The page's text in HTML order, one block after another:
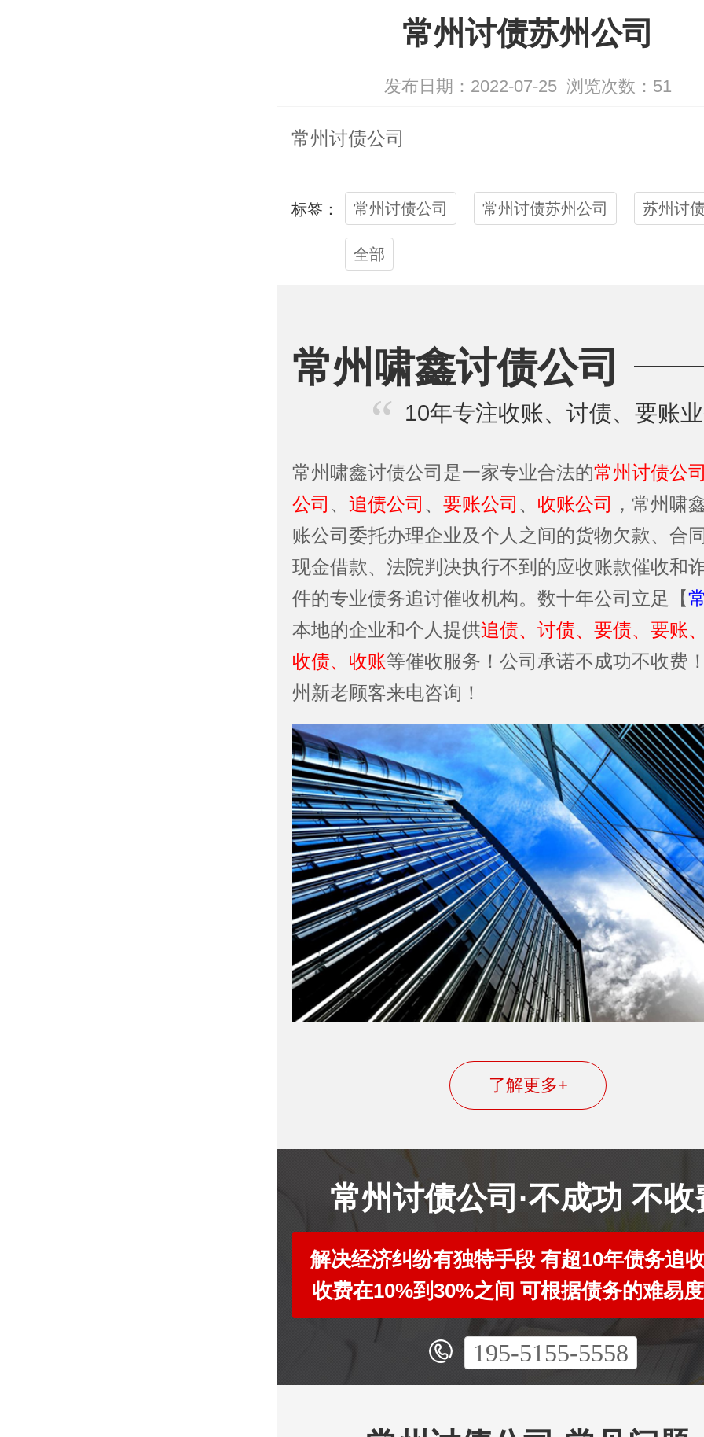
常州讨债苏州公司
发布日期：2022-07-25 浏览次数： 51
常州讨债公司
标签： 常州讨债公司 常州讨债苏州公司 苏州讨
全部
常州啸鑫讨债公司
10年专注收账、讨债、要账
常州啸鑫讨债公司是一家专业合法的常州讨债公
公司 、 追债公司 、 要账公司 、 收账公司 ，常州啸
账公司委托办理企业及个人之间的货物欠款、合
现金借款、法院判决执行不到的应收账款催收和
件的专业债务追讨催收机构。数十年公司立足【
本地的企业和个人提供追债、讨债、要债、要账
收债、收账等催收服务！公司承诺不成功不收费
州新老顾客来电咨询！
了解更多+
常州讨债公司·不成功 不收
解决经济纠纷有独特手段 有超10年债务追
收费在10%到30%之间 可根据债务的难易
195-5155-5558